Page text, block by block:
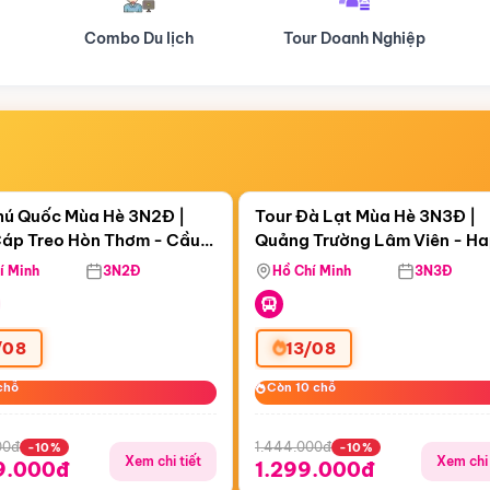
Tour Doanh Nghiệp Du lịch Hành Hương
01:58:23
Treo Hòn Thơm
Quốc Mùa Hè 3N2Đ |
Treo Hòn Thơm - Cầu
Viên Nước Aquatopia
Minh 3N2Đ
-10%
Xem chi tiết
Còn05 ngày 01:58:23
Tour Đà Lạt Mùa Hè 3N3Đ |
Quảng Trường Lâm Viên -
Hill - Puppy Farm
Hồ Chí Minh 3N3Đ
13/08
Còn 10 chỗ
Còn 10 chỗ
1.444.000đ -10%
1.299.000đ Xem